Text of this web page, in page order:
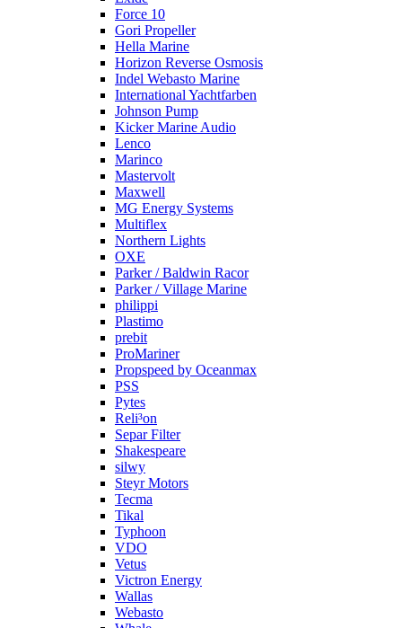
Force 10
Gori Propeller
Hella Marine
Horizon Reverse Osmosis
Indel Webasto Marine
International Yachtfarben
Johnson Pump
Kicker Marine Audio
Lenco
Marinco
Mastervolt
Maxwell
MG Energy Systems
Multiflex
Northern Lights
OXE
Parker / Baldwin Racor
Parker / Village Marine
philippi
Plastimo
prebit
ProMariner
Propspeed by Oceanmax
PSS
Pytes
Reli³on
Separ Filter
Shakespeare
silwy
Steyr Motors
Tecma
Tikal
Typhoon
VDO
Vetus
Victron Energy
Wallas
Webasto